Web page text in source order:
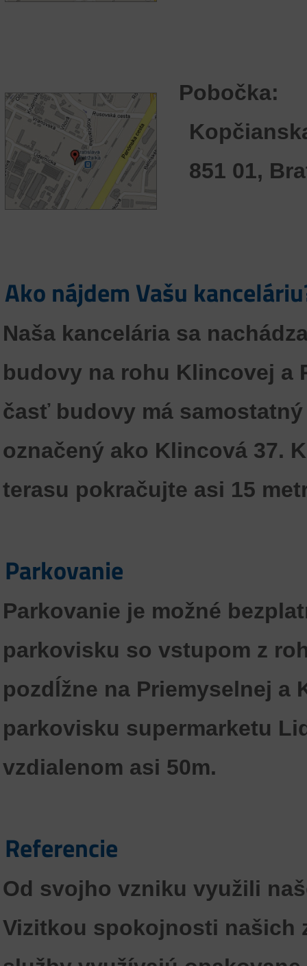
Pobočka:
851 01,
Ako nájdem Vašu
Naša kancelária sa
budovy na rohu Klincovej a
časť budovy má
označený ako Klincová 37.
terasu pokračujte asi 15
Parkovanie
Parkovanie je možné
parkovisku so vstupom z
pozdĺžne na Priemyselnej a
parkovisku supermarketu
vzdialenom asi 50m.
Referencie
Od svojho vzniku využili
Vizitkou spokojnosti našich